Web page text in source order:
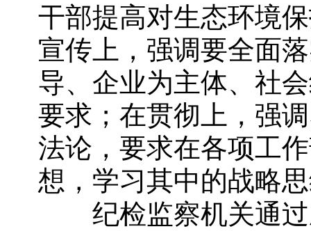
干部提高对生态环境
宣传上，强调要全面
导、企业为主体、社
要求；在贯彻上，强
法论，要求在各项工
想，学习其中的战略
纪检监察机关通过